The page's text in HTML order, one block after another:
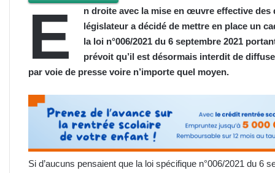
E
n droite avec la mise en œuvre effective
législateur a décidé de mettre en place un
la loi n°006/2021 du 6 septembre 2021
prévoit qu’il est désormais interdit de
par voie de presse voire n’importe quel moyen.
Si d’aucuns pensaient que la loi spécifique n°006/2021 du 6